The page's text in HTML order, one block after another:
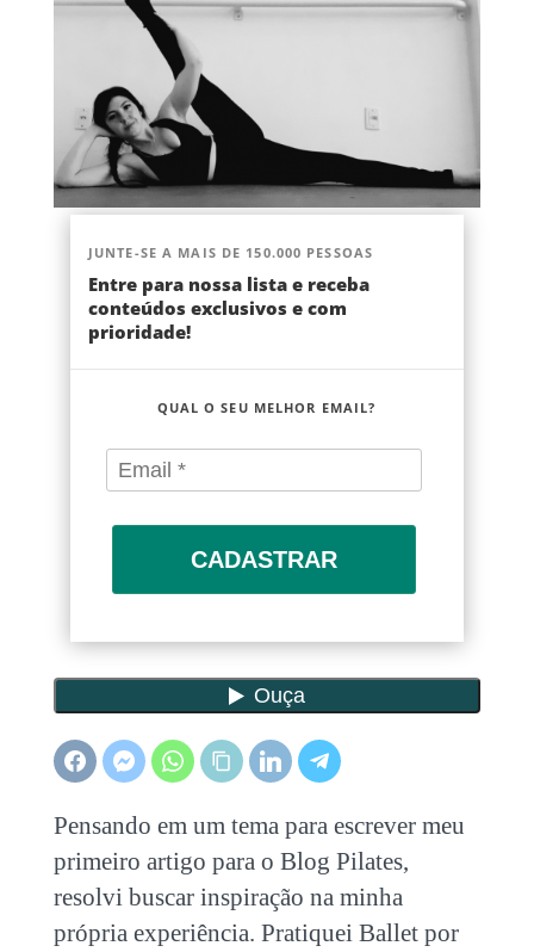
JUNTE-SE A MAIS DE 150.000 PESSOAS
Entre para nossa lista e receba
conteúdos exclusivos e com
prioridade!
QUAL O SEU MELHOR EMAIL?
CADASTRAR
Pensando em um tema para escrever meu
primeiro artigo para o Blog Pilates,
resolvi buscar inspiração na minha
própria experiência. Pratiquei Ballet por